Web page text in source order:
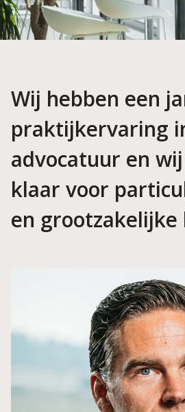
Wij hebben een
praktijkervaring
advocatuur en
klaar voor
en grootzakelijke